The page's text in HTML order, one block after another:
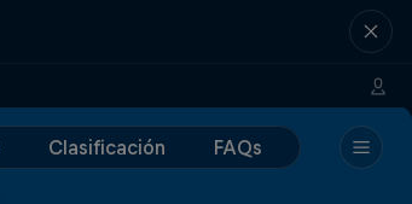
Clasificación
FAQs